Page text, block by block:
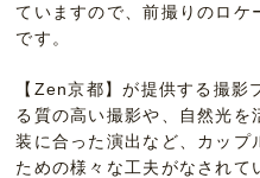
ていますので、前撮りのロケ
です。
【Zen京都】が提供する撮影
る質の高い撮影や、自然光を
装に合った演出など、カップ
ための様々な工夫がなされて